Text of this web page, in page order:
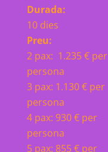
Durada:
10 dies
Preu:
2 pax: 1.235 € per
persona
3 pax: 1.130 € per
persona
4 pax: 930 € per
persona
5 pax: 855 € per